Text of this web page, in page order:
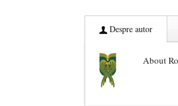
Despre autor
About